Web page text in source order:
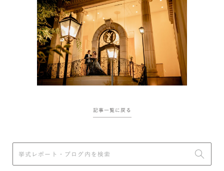
記事一覧に戻る